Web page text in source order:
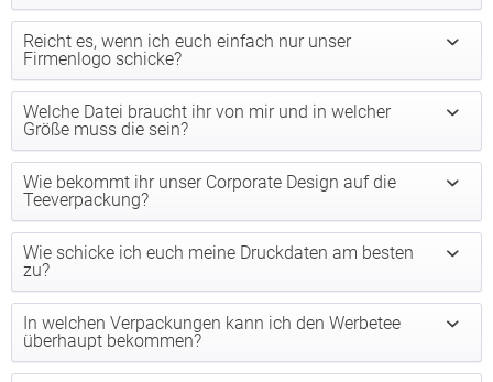
Reicht es, wenn ich euch einfach nur unser
Firmenlogo schicke?
Welche Datei braucht ihr von mir und in welcher
Größe muss die sein?
Wie bekommt ihr unser Corporate Design auf die
Teeverpackung?
Wie schicke ich euch meine Druckdaten am besten
zu?
In welchen Verpackungen kann ich den Werbetee
überhaupt bekommen?